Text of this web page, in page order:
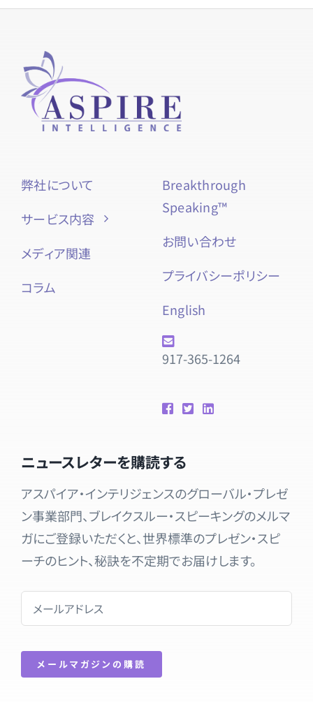
弊社について
サービス内容
メディア関連
コラム
Breakthrough
Speaking™
お問い合わせ
プライバシーポリシー
English
917-365-1264
ニュースレターを購読する
アスパイア・インテリジェンスのグローバル・プレゼ
ン事業部門、ブレイクスルー・スピーキングのメルマ
ガにご登録いただくと、世界標準のプレゼン・スピ
ーチのヒント、秘訣を不定期でお届けします。
メールマガジンの購読